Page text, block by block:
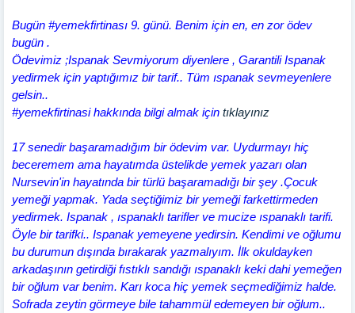
Bugün #yemekfirtinası 9. günü. Benim için en, en zor ödev
bugün .
Ödevimiz ;Ispanak Sevmiyorum diyenlere , Garantili Ispanak
yedirmek için yaptığımız bir tarif.. Tüm ıspanak sevmeyenlere
gelsin..
#yemekfirtinasi hakkında bilgi almak için tıklayınız
17 senedir başaramadığım bir ödevim var. Uydurmayı hiç
beceremem ama hayatımda üstelikde yemek yazarı olan
Nursevin'in hayatında bir türlü başaramadığı bir şey .Çocuk
yemeği yapmak. Yada seçtiğimiz bir yemeği farkettirmeden
yedirmek. Ispanak , ıspanaklı tarifler ve mucize ıspanaklı tarifi.
Öyle bir tarifki.. Ispanak yemeyene yedirsin. Kendimi ve oğlumu
bu durumun dışında bırakarak yazmalıyım. İlk okuldayken
arkadaşının getirdiği fıstıklı sandığı ıspanaklı keki dahi yemeğen
bir oğlum var benim. Karı koca hiç yemek seçmediğimiz halde.
Sofrada zeytin görmeye bile tahammül edemeyen bir oğlum..